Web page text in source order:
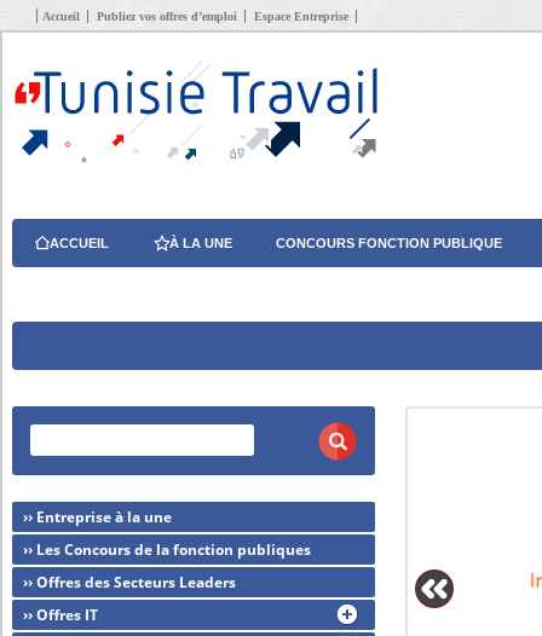
Accueil Publiez vos offres d’emploi Espace Entreprise
ACCUEIL À LA UNE CONCOURS FONCTION PUBLIQUE
›› Entreprise à la une
›› Les Concours de la fonction publiques
›› Offres des Secteurs Leaders
›› Offres IT